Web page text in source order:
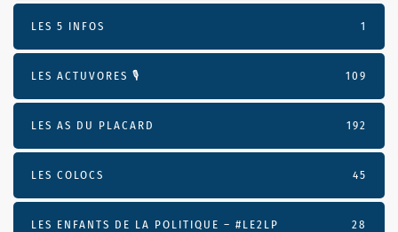
LES 5 INFOS 1
LES ACTUVORES 🎙 109
LES AS DU PLACARD 192
LES COLOCS 45
LES ENFANTS DE LA POLITIQUE – #LE2LP 28